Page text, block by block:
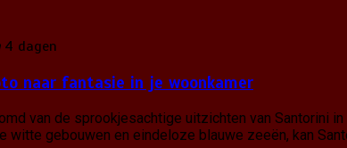
4 dagen
naar fantasie in je woonkamer
van de sprookjesachtige uitzichten van Santorini
witte gebouwen en eindeloze blauwe zeeën, kan